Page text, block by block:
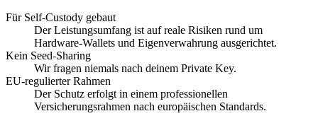
Für Self-Custody gebaut
Der Leistungsumfang ist auf reale Risiken rund um
Hardware-Wallets und Eigenverwahrung ausgerichtet.
Kein Seed-Sharing
Wir fragen niemals nach deinem Private Key.
EU-regulierter Rahmen
Der Schutz erfolgt in einem professionellen
Versicherungsrahmen nach europäischen Standards.